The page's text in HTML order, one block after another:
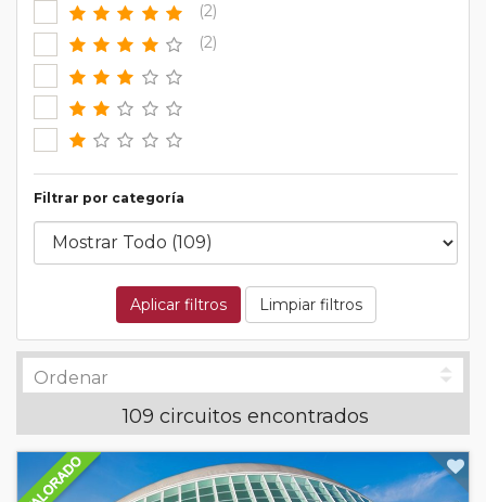
(2)
(2)
Filtrar por categoría
Aplicar filtros Limpiar filtros
109 circuitos encontrados